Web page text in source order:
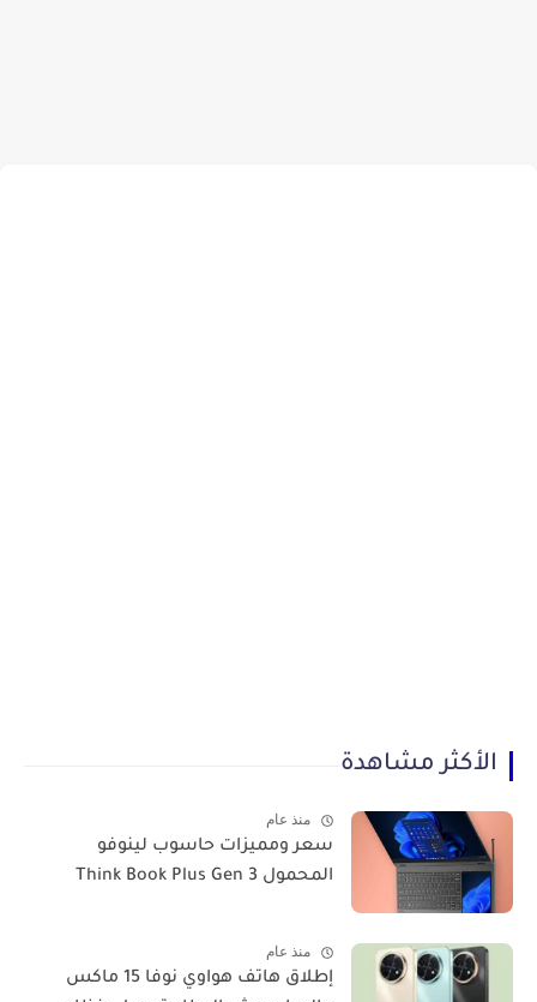
الأكثر مشاهدة
منذ عام
سعر ومميزات حاسوب لينوفو
المحمول Think Book Plus Gen 3
منذ عام
​إطلاق هاتف هواوي نوفا 15 ماكس